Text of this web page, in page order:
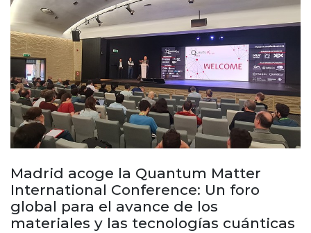
Madrid acoge la Quantum Matter
International Conference: Un foro
global para el avance de los
materiales y las tecnologías cuánticas